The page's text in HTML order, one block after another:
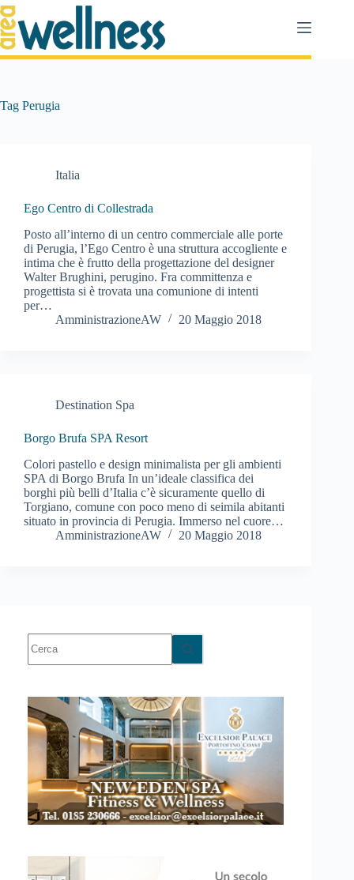
Salta
al
contenuto
Tag Perugia
Italia
Ego Centro di Collestrada
Posto all’interno di un centro commerciale alle porte
di Perugia, l’Ego Centro è una struttura accogliente e
intima che è frutto della progettazione del designer
Walter Brughini, perugino. Fra committenza e
progettista si è trovata una comunione di intenti
per…
AmministrazioneAW
20 Maggio 2018
Destination Spa
Borgo Brufa SPA Resort
Colori pastello e design minimalista per gli ambienti
SPA di Borgo Brufa In un’ideale classifica dei
borghi più belli d’Italia c’è sicuramente quello di
Torgiano, comune con poco meno di seimila abitanti
situato in provincia di Perugia. Immerso nel cuore…
AmministrazioneAW
20 Maggio 2018
risultato